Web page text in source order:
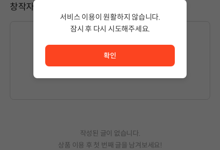
창작자와 소통하기
글을 작성하시려면로그인
작성된 글이 없습니다.
상품 이용 후 첫 번째 글을 남겨보세요!
서비스 이용이 원활하지 않습니다.
잠시 후 다시 시도해주세요.
확인